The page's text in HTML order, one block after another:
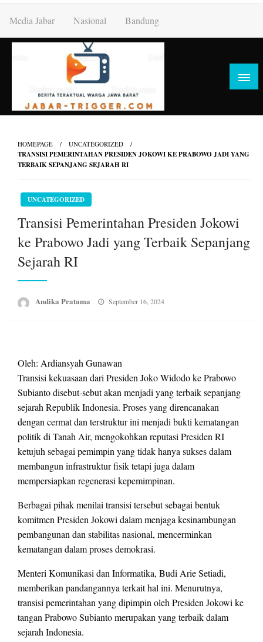
content
Media Jabar Nasional Bandung
HOMEPAGE UNCATEGORIZED
TRANSISI PEMERINTAHAN PRESIDEN JOKOWI KE PRABOWO JADI YANG
TERBAIK SEPANJANG SEJARAH RI
UNCATEGORIZED
Transisi Pemerintahan Presiden Jokowi
ke Prabowo Jadi yang Terbaik Sepanjang
Sejarah RI
Andika Pratama
Posted
September 16, 2024
Oleh: Ardiansyah Gunawan
Transisi kekuasaan dari Presiden Joko Widodo ke Prabowo
Subianto disebut-sebut akan menjadi yang terbaik sepanjang
sejarah Republik Indonesia. Proses yang direncanakan
dengan cermat dan terstruktur ini menjadi bukti kematangan
politik di Tanah Air, mengokohkan reputasi Presiden RI
ketujuh sebagai pemimpin yang tidak hanya sukses dalam
membangun infrastruktur fisik tetapi juga dalam
mempersiapkan regenerasi kepemimpinan.
Berbagai pihak menilai transisi tersebut sebagai bentuk
komitmen Presiden Jokowi dalam menjaga kesinambungan
pembangunan dan stabilitas nasional, mencerminkan
kematangan dalam proses demokrasi.
Menteri Komunikasi dan Informatika, Budi Arie Setiadi,
memberikan pandangannya terkait hal ini. Menurutnya,
transisi pemerintahan yang dipimpin oleh Presiden Jokowi ke
tangan Prabowo Subianto merupakan yang terbaik dalam
sejarah Indonesia.